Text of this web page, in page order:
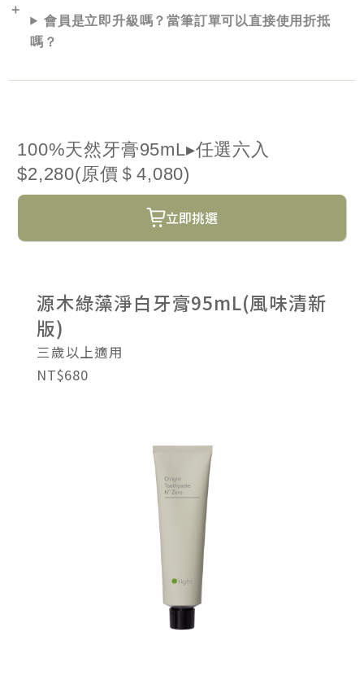
會員是立即升級嗎？當筆訂單可以直接使用折抵
嗎？
100%天然牙膏95mL▸任選六入
$2,280(原價＄4,080)
立即挑選
源木綠藻淨白牙膏95mL(風味清新
版)
三歲以上適用
NT$680